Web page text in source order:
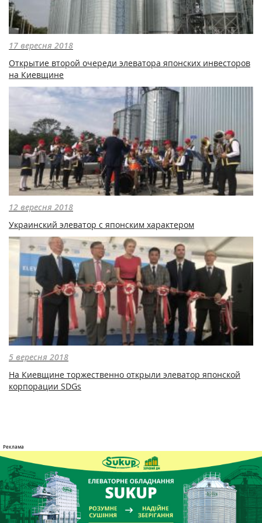
17 вересня 2018
Открытие второй очереди элеватора японских инвесторов
на Киевщине
12 вересня 2018
Украинский элеватор с японским характером
5 вересня 2018
На Киевщине торжественно открыли элеватор японской
корпорации SDGs